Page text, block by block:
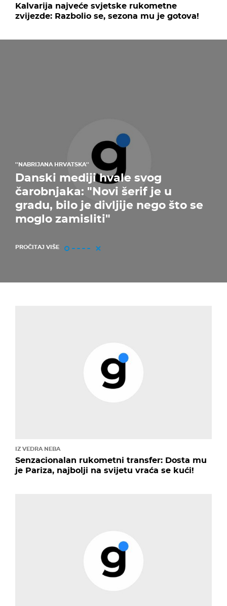
Kalvarija najveće svjetske rukometne
zvijezde: Razbolio se, sezona mu je gotova!
''NABRIJANA HRVATSKA''
Danski mediji hvale svog
čarobnjaka: "Novi šerif je u
gradu, bilo je divljije nego što se
moglo zamisliti"
PROČITAJ VIŠE
IZ VEDRA NEBA
Senzacionalan rukometni transfer: Dosta mu
je Pariza, najbolji na svijetu vraća se kući!